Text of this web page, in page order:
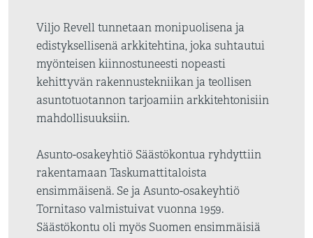
Viljo Revell tunnetaan monipuolisena ja
edistyksellisenä arkkitehtina, joka suhtautui
myönteisen kiinnostuneesti nopeasti
kehittyvän rakennustekniikan ja teollisen
asuntotuotannon tarjoamiin arkkitehtonisiin
mahdollisuuksiin.
Asunto-osakeyhtiö Säästökontua ryhdyttiin
rakentamaan Taskumattitaloista
ensimmäisenä. Se ja Asunto-osakeyhtiö
Tornitaso valmistuivat vuonna 1959.
Säästökontu oli myös Suomen ensimmäisiä